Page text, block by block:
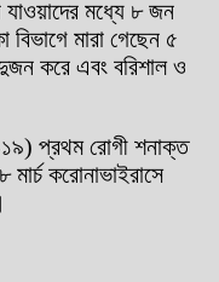
যাওয়াদের মধ্যে ৮ জন
মারা গেছেন ৫
করে এবং বরিশাল ও
১৯) প্রথম রোগী শনাক্ত
করোনাভাইরাসে